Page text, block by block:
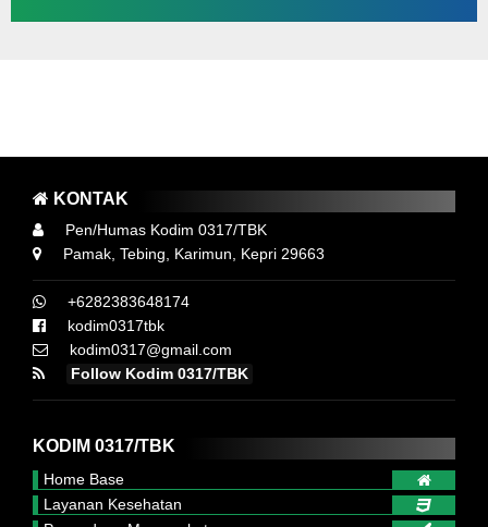
KONTAK
Pen/Humas Kodim 0317/TBK
Pamak, Tebing, Karimun, Kepri 29663
+6282383648174
kodim0317tbk
kodim0317@gmail.com
Follow Kodim 0317/TBK
KODIM 0317/TBK
Home Base
Layanan Kesehatan